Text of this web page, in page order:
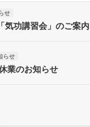
せ
気功講習会」のご案内
らせ
業のお知らせ